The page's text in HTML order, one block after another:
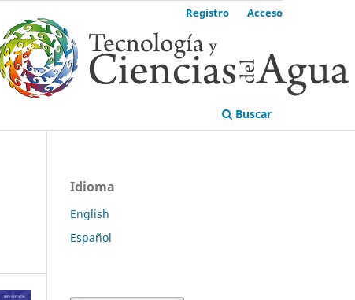
Buscar
Registro Acceso
Idioma
English
Español